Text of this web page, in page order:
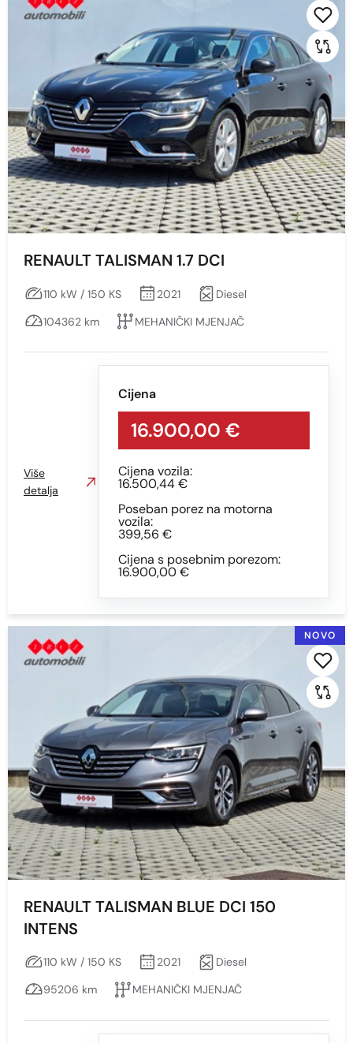
Obriši
Boja
Sve
CRNA
SIVA S EFEKTOM
RENAULT TALISMAN 1.7 DCI
110 kW / 150 KS 2021
Diesel
104362 km
MEHANIČKI MJENJAČ
Cijena
16.900,00 €
Cijena vozila:
16.500,44 €
Poseban porez na motorna
vozila:
399,56 €
Cijena s posebnim porezom:
16.900,00 €
Više
detalja
NOVO
RENAULT TALISMAN BLUE DCI 150
INTENS
110 kW / 150 KS 2021
Diesel
95206 km
MEHANIČKI MJENJAČ